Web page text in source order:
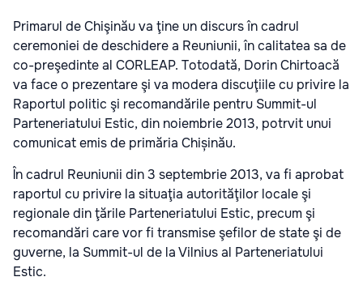
Primarul de Chişinău va ţine un discurs în cadrul
ceremoniei de deschidere a Reuniunii, în calitatea sa de
co-preşedinte al CORLEAP. Totodată, Dorin Chirtoacă
va face o prezentare şi va modera discuţiile cu privire la
Raportul politic şi recomandările pentru Summit-ul
Parteneriatului Estic, din noiembrie 2013, potrvit unui
comunicat emis de primăria Chișinău.
În cadrul Reuniunii din 3 septembrie 2013, va fi aprobat
raportul cu privire la situaţia autorităţilor locale şi
regionale din ţările Parteneriatului Estic, precum şi
recomandări care vor fi transmise şefilor de state şi de
guverne, la Summit-ul de la Vilnius al Parteneriatului
Estic.